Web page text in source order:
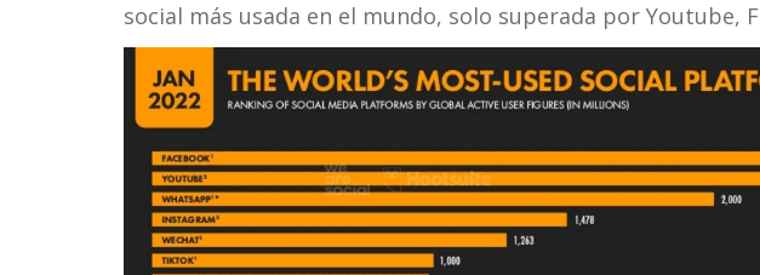
social más usada en el mundo, solo superada por Youtube,